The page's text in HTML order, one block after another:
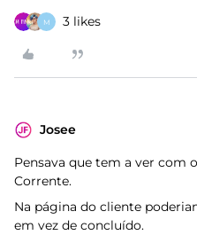
M 3 likes
Josee
Pensava que tem a ver com o
Corrente.
Na página do cliente
em vez de concluído.